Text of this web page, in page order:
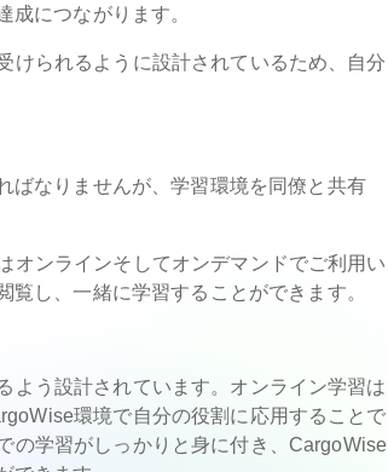
成につながります。
けられるように設計されているため、自分
ばなりませんが、学習環境を同僚と共有
オンラインそしてオンデマンドでご利用い
し、一緒に学習することができます。
よう設計されています。オンライン学習は
環境で自分の役割に応用することで
の学習がしっかりと身に付き、CargoWise